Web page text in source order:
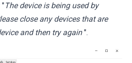
"The device is being used by
close any devices that are
and then try again ".